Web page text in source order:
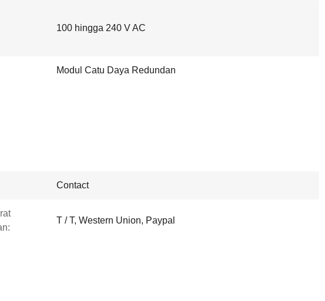
100 hingga 240 V AC
Modul Catu Daya Redundan
Contact
T / T, Western Union, Paypal